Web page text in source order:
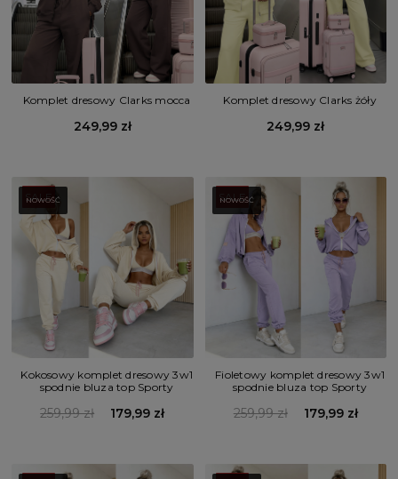
Komplet dresowy Clarks mocca
249,99 zł
Komplet dresowy Clarks żóły
249,99 zł
SALE
NOWOŚĆ
Kokosowy komplet dresowy 3w1
spodnie bluza top Sporty
259,99 zł 179,99 zł
SALE
NOWOŚĆ
Fioletowy komplet dresowy 3w1
spodnie bluza top Sporty
259,99 zł 179,99 zł